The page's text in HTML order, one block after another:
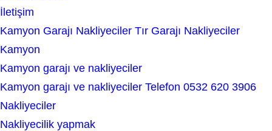
İletişim
Kamyon Garajı Nakliyeciler Tır Garajı Nakliyeciler
Kamyon
Kamyon garajı ve nakliyeciler
Kamyon garajı ve nakliyeciler Telefon 0532 620 3906
Nakliyeciler
Nakliyecilik yapmak